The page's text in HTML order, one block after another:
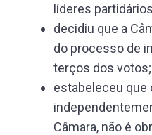
líderes
decidiu que a
do processo de
terços dos votos;
estabeleceu que
Câmara, não é